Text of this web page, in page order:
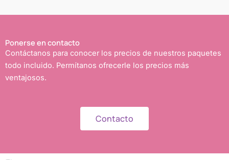
Ponerse en contacto
Contáctanos para conocer los precios de nuestros paquetes
todo incluido. Permítanos ofrecerle los precios más
ventajosos.
Contacto